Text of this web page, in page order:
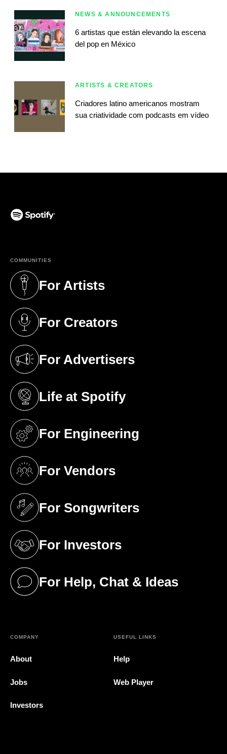
NEWS & ANNOUNCEMENTS
6 artistas que están elevando la escena
del pop en México
ARTISTS & CREATORS
Criadores latino americanos mostram
sua criatividade com podcasts em vídeo
COMMUNITIES
For Artists
(opens in a new tab)
For Creators
(opens in a new tab)
For Advertisers
(opens in a new tab)
Life at Spotify
(opens in a new tab)
For Engineering
(opens in a new tab)
For Vendors
(opens in a new tab)
For Songwriters
(opens in a new tab)
For Investors
(opens in a new tab)
For Help, Chat & Ideas
(opens in a new tab)
COMPANY
About
Jobs
Investors
USEFUL LINKS
Help
Web Player